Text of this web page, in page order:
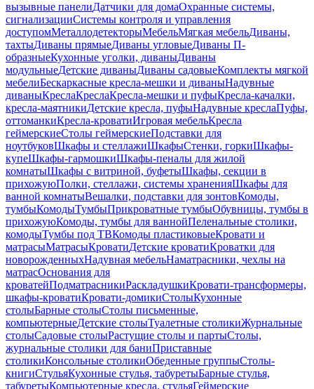
вызывные панелиДатчики для домаОхранные системы,
сигнализацииСистемы контроля и управления
доступомМеталлодетекторыМебельМягкая мебельДиваны,
тахтыДиваны прямыеДиваны угловыеДиваны П-
образныеКухонные уголки, диваныДиваны
модульныеДетские диваныДиваны садовыеКомплекты мягкой
мебелиБескаркасные кресла-мешки и диваныНадувные
диваныКреслаКреслаКресла-мешки и пуфыКресла-качалки,
кресла-маятникиДетские кресла, пуфыНадувные креслаПуфы,
оттоманкиКресла-кроватиИгровая мебельКресла
геймерскиеСтолы геймерскиеПодставки для
ноутбуковШкафы и стеллажиШкафыСтенки, горкиШкафы-
купеШкафы-гармошкиШкафы-пеналы для жилой
комнатыШкафы с витриной, буфетыШкафы, секции в
прихожуюПолки, стеллажи, системы храненияШкафы для
ванной комнатыВешалки, подставки для зонтовКомоды,
тумбыКомодыТумбыПрикроватные тумбыОбувницы, тумбы в
прихожуюКомоды, тумбы для ваннойПеленальные столики,
комодыТумбы под ТВКомоды пластиковыеКровати и
матрасыМатрасыКроватиДетские кроватиКроватки для
новорожденныхНадувная мебельНаматрасники, чехлы на
матрасОснования для
кроватейПодматрасникиРаскладушкиКровати-трансформеры,
шкафы-кроватиКровати-домикиСтолыКухонные
столыБарные столыСтолы письменные,
компьютерныеДетские столыТуалетные столикиЖурнальные
столыСадовые столыРастущие столы и партыСтолы,
журнальные столики для баниПриставные
столикиКонсольные столикиОбеденные группыСтолы-
книгиСтульяКухонные стулья, табуретыБарные стулья,
табуретыКомпьютерные кресла, стульяГеймерские